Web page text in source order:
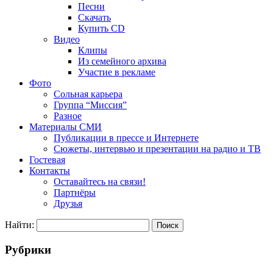
Песни
Скачать
Купить CD
Видео
Клипы
Из семейного архива
Участие в рекламе
Фото
Сольная карьера
Группа “Миссия”
Разное
Материалы СМИ
Публикации в прессе и Интернете
Сюжеты, интервью и презентации на радио и ТВ
Гостевая
Контакты
Оставайтесь на связи!
Партнёры
Друзья
Найти:
Рубрики